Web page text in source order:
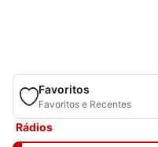
Favoritos
Favoritos e Recentes
Rádios